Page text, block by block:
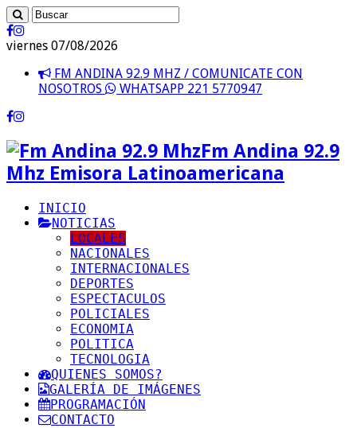
viernes 07/08/2026
FM ANDINA 92.9 MHZ / COMUNICATE CON
NOSOTROS
WHATSAPP 221 5770947
Fm Andina 92.9
Mhz Emisora Latinoamericana
INICIO
NOTICIAS
LOCALES
NACIONALES
INTERNACIONALES
DEPORTES
ESPECTACULOS
POLICIALES
ECONOMIA
POLITICA
TECNOLOGIA
QUIENES SOMOS?
GALERÍA DE IMÁGENES
PROGRAMACIÓN
CONTACTO